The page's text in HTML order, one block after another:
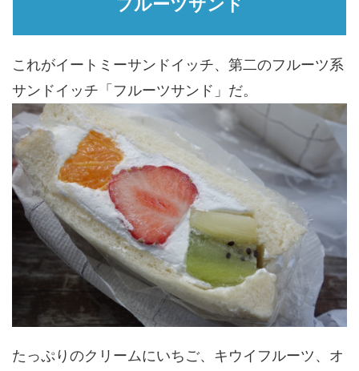
フルーツサンド
これがイートミーサンドイッチ、第二のフルーツ系
サンドイッチ「フルーツサンド」だ。
たっぷりのクリームにいちご、キウイフルーツ、オ